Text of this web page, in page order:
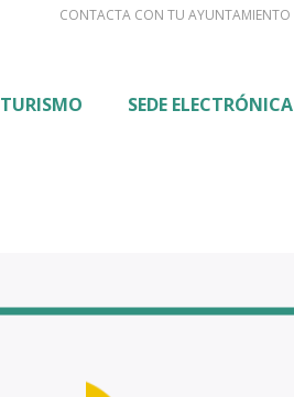
CONTACTA CON TU AYUNTAMIENTO
TURISMO SEDE ELECTRÓNICA